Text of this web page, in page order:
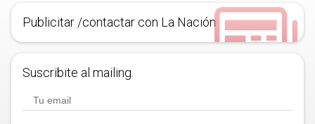
Publicitar /contactar con La Nación
Suscribite al mailing.